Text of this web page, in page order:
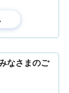
なさまのご